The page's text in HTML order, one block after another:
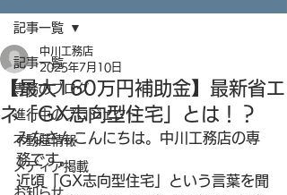
記事一覧
専務のブログ
進行中のプロジェクト
不動産情報
メディア掲載
お知らせ
記事一覧
【最大160万円補助金】最新省エ
ネ「GX志向型住宅」とは！？
中川工務店
2025年7月10日
みなさんこんにちは。中川工務店の専
務です。
近頃「GX志向型住宅」という言葉を聞